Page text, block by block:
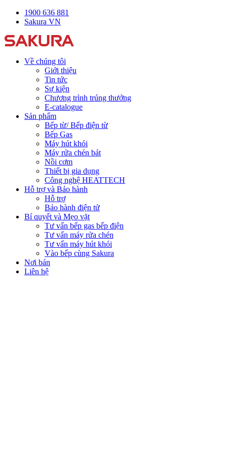
1900 636 881
Sakura VN
Về chúng tôi
Giới thiệu
Tin tức
Sự kiện
Chương trình trúng thưởng
E-catalogue
Sản phẩm
Bếp từ/ Bếp điện từ
Bếp Gas
Máy hút khói
Máy rửa chén bát
Nồi cơm
Thiết bị gia dụng
Công nghệ HEATTECH
Hỗ trợ và Bảo hành
Hỗ trợ
Bảo hành điện tử
Bí quyết và Mẹo vặt
Tư vấn bếp gas bếp điện
Tư vấn máy rửa chén
Tư vấn máy hút khói
Vào bếp cùng Sakura
Nơi bán
Liên hệ